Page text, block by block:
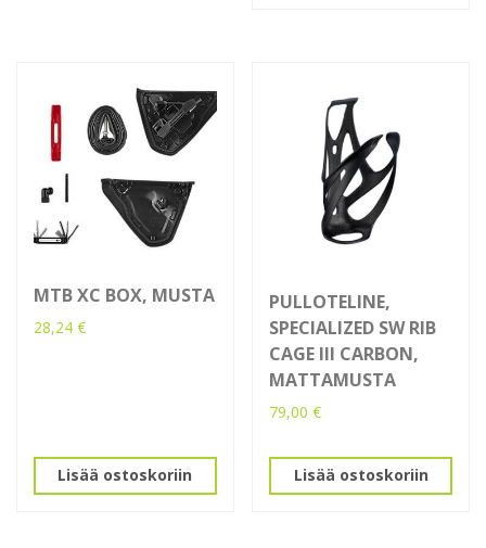
MTB XC BOX, MUSTA
28,24 €
Lisää ostoskoriin
PULLOTELINE,
SPECIALIZED SW RIB
CAGE III CARBON,
MATTAMUSTA
79,00€
Lisää ostoskoriin